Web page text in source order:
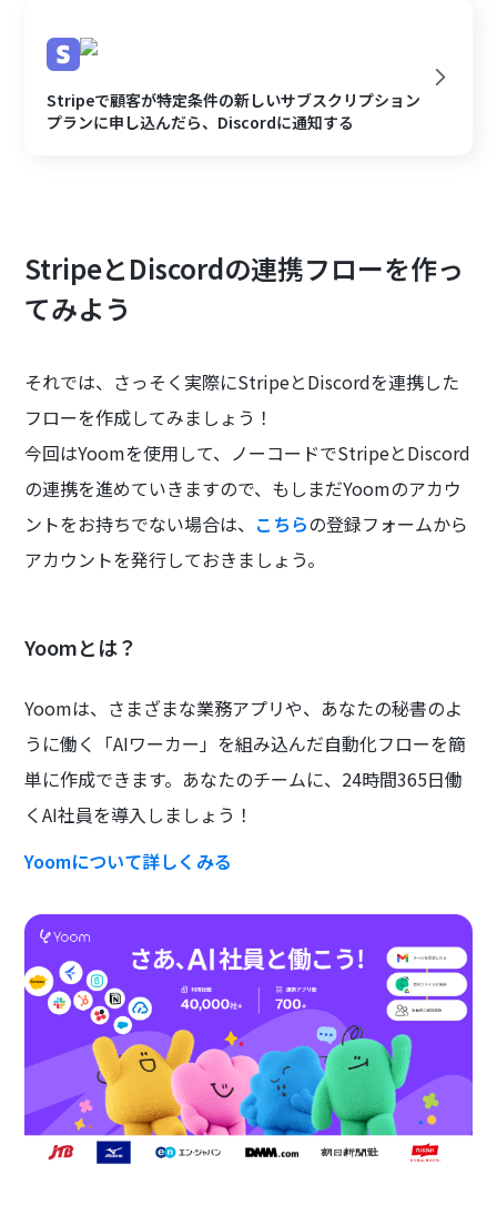
Stripeで顧客が特定条件の新しいサブスクリプション
プランに申し込んだら、Discordに通知する
StripeとDiscordの連携フローを作っ
てみよう
それでは、さっそく実際にStripeとDiscordを連携した
フローを作成してみましょう！
今回はYoomを使用して、ノーコードでStripeとDiscord
の連携を進めていきますので、もしまだYoomのアカウ
ントをお持ちでない場合は、 こちらの登録フォームから
アカウントを発行しておきましょう。
Yoomとは？
Yoomは、さまざまな業務アプリや、あなたの秘書のよ
うに働く「AIワーカー」を組み込んだ自動化フローを簡
単に作成できます。あなたのチームに、24時間365日働
くAI社員を導入しましょう！
Yoomについて詳しくみる